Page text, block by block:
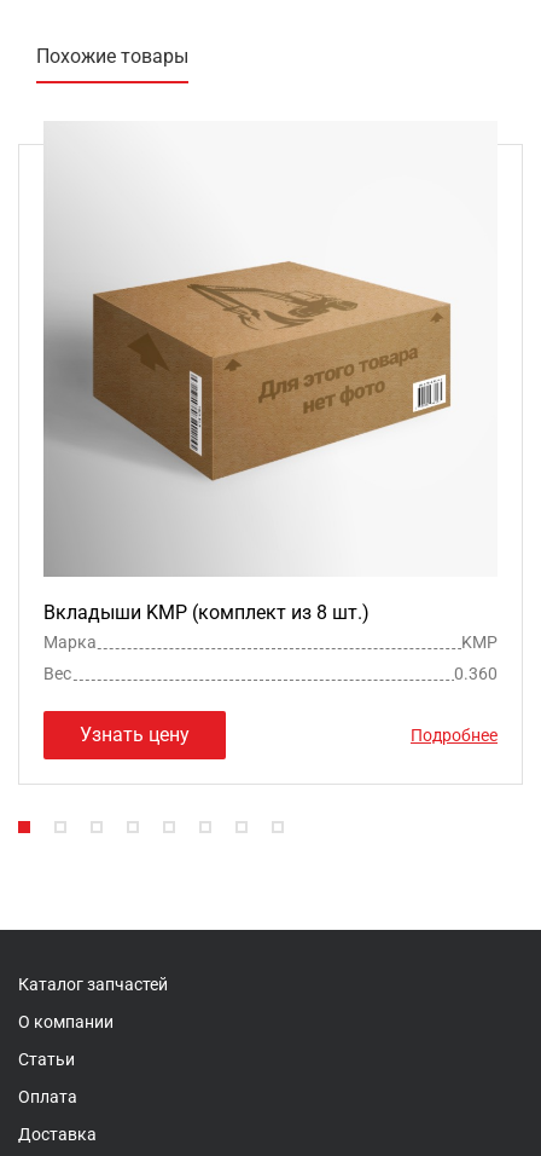
Похожие товары
Вкладыши KMP (комплект из 8 шт.)
Марка
KMP
Вес
0.360
Узнать цену Подробнее
Каталог запчастей
О компании
Статьи
Оплата
Доставка